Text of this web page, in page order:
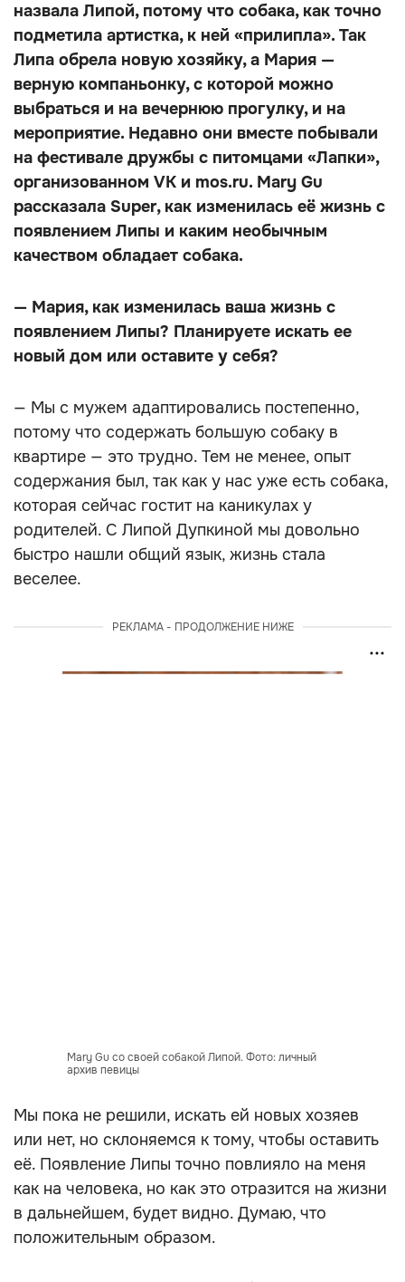
назвала Липой, потому что собака, как точно
подметила артистка, к ней «прилипла». Так
Липа обрела новую хозяйку, а Мария —
верную компаньонку, с которой можно
выбраться и на вечернюю прогулку, и на
мероприятие. Недавно они вместе побывали
на фестивале дружбы с питомцами «Лапки»,
организованном VK и mos.ru. Mary Gu
рассказала Super, как изменилась её жизнь с
появлением Липы и каким необычным
качеством обладает собака.
— Мария, как изменилась ваша жизнь с
появлением Липы? Планируете искать ее
новый дом или оставите у себя?
— Мы с мужем адаптировались постепенно,
потому что содержать большую собаку в
квартире — это трудно. Тем не менее, опыт
содержания был, так как у нас уже есть собака,
которая сейчас гостит на каникулах у
родителей. С Липой Дупкиной мы довольно
быстро нашли общий язык, жизнь стала
веселее.
РЕКЛАМА - ПРОДОЛЖЕНИЕ НИЖЕ
Mary Gu со своей собакой Липой. Фото: личный
архив певицы
Мы пока не решили, искать ей новых хозяев
или нет, но склоняемся к тому, чтобы оставить
её. Появление Липы точно повлияло на меня
как на человека, но как это отразится на жизни
в дальнейшем, будет видно. Думаю, что
положительным образом.